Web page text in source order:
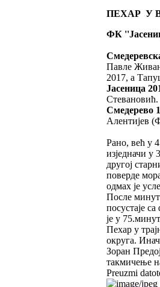
ПЕХАР У
ФК ''
Павле
2017, а
Јасеница
Стевановић.
Смедерево
Алентијев
Рано, већ у
изједначи
другој
поверде
одмах је
После
посустаје
је у
Пехар у
округа.
Зоран
такмичење
Preuzmi